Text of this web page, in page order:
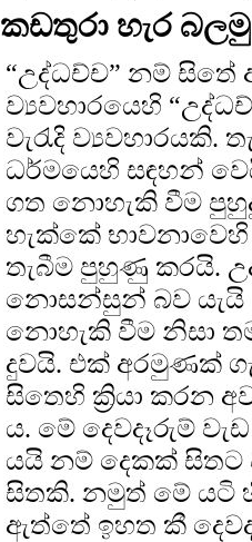
කඩතුරා හැර බලමු
“උද්ධච්ච” නම්
ව්‍යවහාරයෙහි
වැරැදි
ධර්මයෙහි සඳහන්
ගත නොහැකි වීම
හැක්කේ
තැබීම පුහුණු කරයි.
නොසන්සුන් බව යැයි
නොහැකි වීම නිසා
දුවයි. එක් අරමුණක්
සිතෙහි ක්‍රියා කරන
ය. මේ දෙවදෑරුම්
යයි නම් දෙකක් සිතට
සිතකි. නමුත් මේ යටි
ඇත්තේ ඉහත කී